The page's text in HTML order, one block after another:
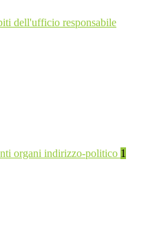
dell'ufficio responsabile
organi indirizzo-politico 1